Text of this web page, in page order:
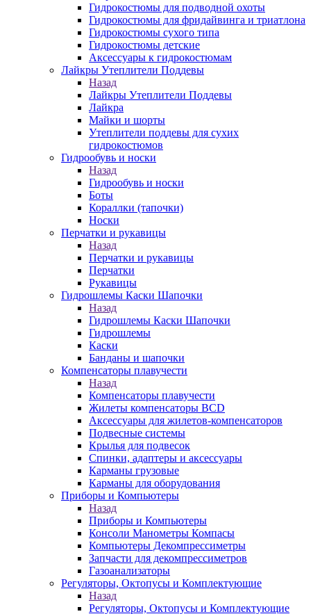
Гидрокостюмы для подводной охоты
Гидрокостюмы для фридайвинга и триатлона
Гидрокостюмы сухого типа
Гидрокостюмы детские
Аксессуары к гидрокостюмам
Лайкры Утеплители Поддевы
Назад
Лайкры Утеплители Поддевы
Лайкра
Майки и шорты
Утеплители поддевы для сухих
гидрокостюмов
Гидрообувь и носки
Назад
Гидрообувь и носки
Боты
Кораллки (тапочки)
Носки
Перчатки и рукавицы
Назад
Перчатки и рукавицы
Перчатки
Рукавицы
Гидрошлемы Каски Шапочки
Назад
Гидрошлемы Каски Шапочки
Гидрошлемы
Каски
Банданы и шапочки
Компенсаторы плавучести
Назад
Компенсаторы плавучести
Жилеты компенсаторы BCD
Аксессуары для жилетов-компенсаторов
Подвесные системы
Крылья для подвесок
Спинки, адаптеры и аксессуары
Карманы грузовые
Карманы для оборудования
Приборы и Компьютеры
Назад
Приборы и Компьютеры
Консоли Манометры Компасы
Компьютеры Декомпрессиметры
Запчасти для декомпрессиметров
Газоанализаторы
Регуляторы, Октопусы и Комплектующие
Назад
Регуляторы, Октопусы и Комплектующие